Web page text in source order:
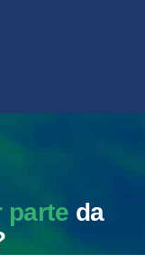
parte da